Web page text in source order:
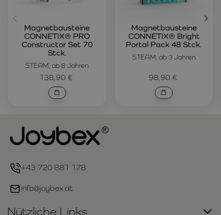
STEAM, ab 8 Jahren
Magnetbausteine
CONNETIX® PRO
Constructor Set 70
Stck.
138,90 €
STEAM, ab 3 Jahren
Magnetbausteine
CONNETIX® Bright
Portal Pack 48 Stck.
98,90 €
+43 720 881 178
info@joybex.at
Nützliche Links